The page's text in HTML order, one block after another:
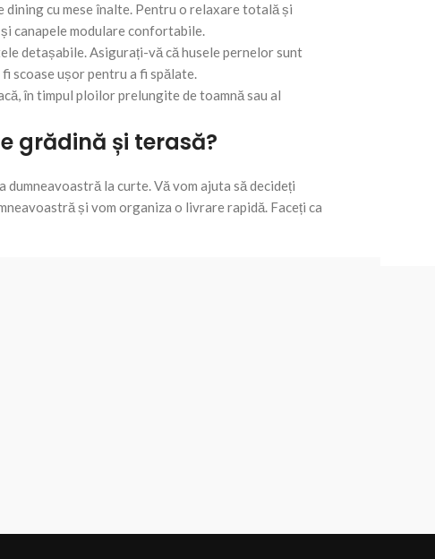
cu mese înalte. Pentru o relaxare totală și
canapele modulare confortabile.
detașabile. Asigurați-vă că husele pernelor sunt
scoase ușor pentru a fi spălate.
în timpul ploilor prelungite de toamnă sau al
grădină și terasă?
la curte. Vă vom ajuta să decideți
și vom organiza o livrare rapidă. Faceți ca